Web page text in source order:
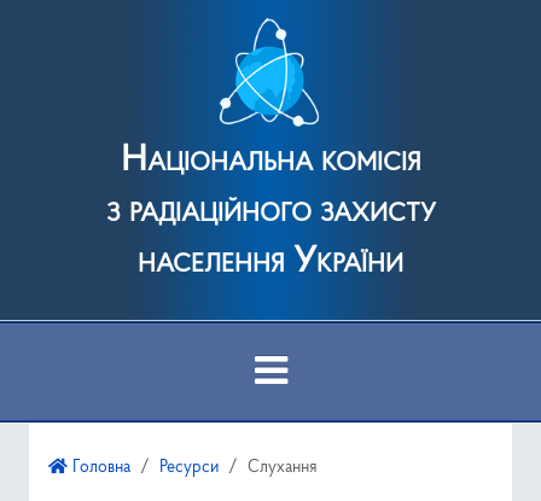
Національна комісія
з радіаційного захисту
населення України
Головна Ресурси Слухання